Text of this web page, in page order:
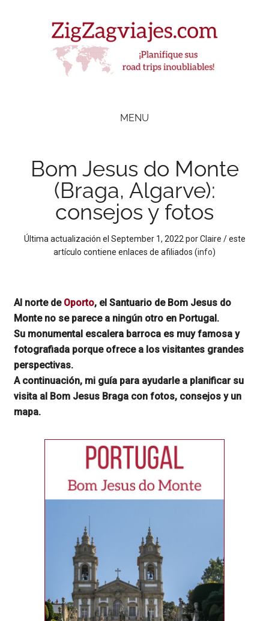
MENU
Bom Jesus do Monte
(Braga, Algarve):
consejos y fotos
Última actualización el September 1, 2022 porClaire / este
artículo contiene enlaces de afiliados (info)
Al norte de Oporto, el Santuario de Bom Jesus do
Monte no se parece a ningún otro en Portugal.
Su monumental escalera barroca es muy famosa y
fotografiada porque ofrece a los visitantes grandes
perspectivas.
A continuación, mi guía para ayudarle a planificar su
visita al Bom Jesus Braga con fotos, consejos y un
mapa.